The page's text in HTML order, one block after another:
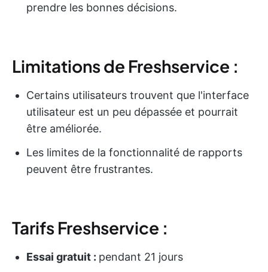
prendre les bonnes décisions.
Limitations de Freshservice :
Certains utilisateurs trouvent que l'interface
utilisateur est un peu dépassée et pourrait
être améliorée.
Les limites de la fonctionnalité de rapports
peuvent être frustrantes.
Tarifs Freshservice :
Essai gratuit : pendant 21 jours